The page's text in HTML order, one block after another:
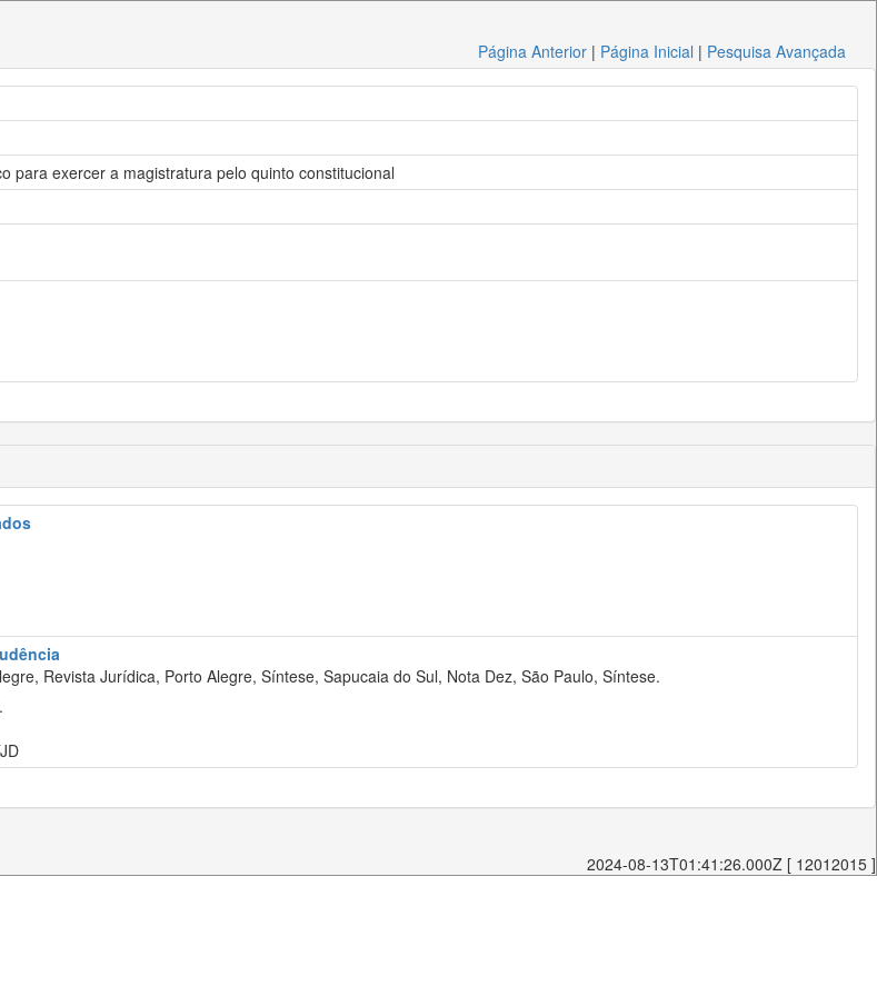
Página Anterior | Página Inicial | Pesquisa Avançada
para exercer a magistratura pelo quinto constitucional
Revista Jurídica, Porto Alegre, Síntese, Sapucaia do Sul, Nota Dez, São Paulo, Síntese.
2024-08-13T01:41:26.000Z [ 12012015 ]